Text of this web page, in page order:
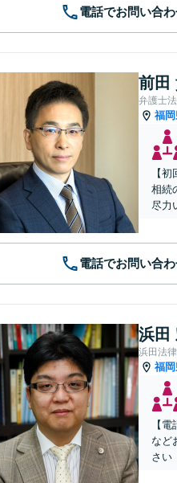
電話でお問い合
前田
弁護士
福
【
相続
尽力
電話でお問い合
浜田
浜田法
福
【
など
さい